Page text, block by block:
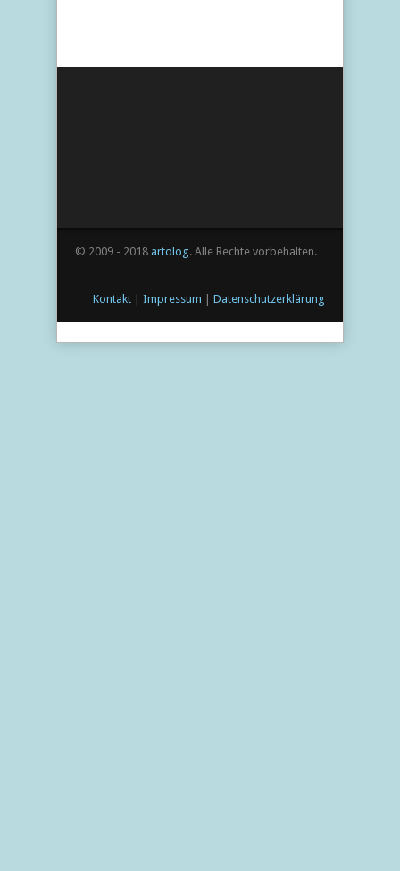
© 2009 - 2018 artolog. Alle Rechte vorbehalten.
Kontakt | Impressum | Datenschutzerklärung